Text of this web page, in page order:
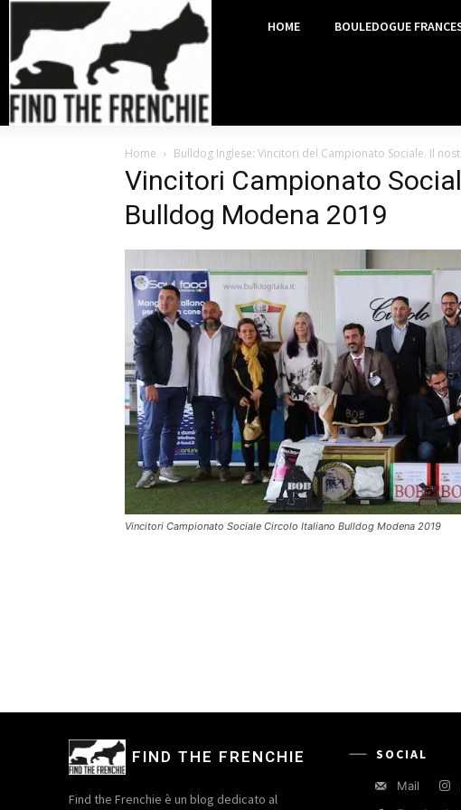
HOME BOULEDOGUE
Home Bulldog Inglese: Vincitori del Campionato Sociale. Il
Vincitori Campionato
Bulldog Modena 2019
Vincitori Campionato Sociale Circolo Italiano Bulldog Modena 2019
FIND THE FRENCHIE
Find the Frenchie è un blog dedicato al
SOCIAL
Mail